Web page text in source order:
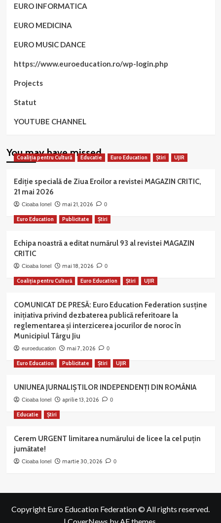
EURO INFORMATICA
EURO MEDICINA
EURO MUSIC DANCE
https://www.euroeducation.ro/wp-login.php
Projects
Statut
YOUTUBE CHANNEL
You may have missed
Coaliția pentru Cultură Educatie Euro Education Știri UJIR
Ediție specială de Ziua Eroilor a revistei MAGAZIN CRITIC,
21 mai 2026
Cioaba Ionel mai 21, 2026 0
Euro Education Publicitate Știri
Echipa noastră a editat numărul 93 al revistei MAGAZIN
CRITIC
Cioaba Ionel mai 18, 2026 0
Coaliția pentru Cultură Euro Education Știri UJIR
COMUNICAT DE PRESĂ: Euro Education Federation susține
inițiativa privind dezbaterea publică referitoare la
reglementarea și interzicerea jocurilor de noroc în
Municipiul Târgu Jiu
euroeducation mai 7, 2026 0
Euro Education Publicitate Știri UJIR
UNIUNEA JURNALIȘTILOR INDEPENDENȚI DIN ROMÂNIA
Cioaba Ionel aprilie 13, 2026 0
Educatie Știri
Cerem URGENT limitarea numărului de licee la cel puțin
jumătate!
Cioaba Ionel martie 30, 2026 0
Copyright Euro Education Federation © All rights reserved.